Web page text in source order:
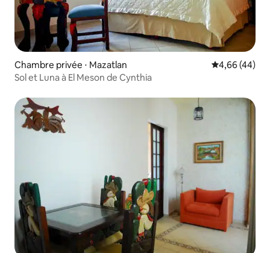
Chambre privée ⋅ Mazatlan Évaluation
4,66 (44)
Sol et Luna à El Meson de Cynthia